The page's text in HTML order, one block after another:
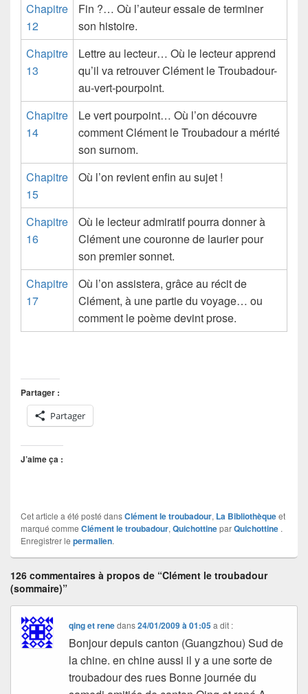
Chapitre
12
Fin ?… Où l’auteur essaie de terminer
son histoire.
Chapitre
13
Lettre au lecteur… Où le lecteur apprend
qu’il va retrouver Clément le Troubadour-
au-vert-pourpoint.
Chapitre
14
Le vert pourpoint… Où l’on découvre
comment Clément le Troubadour a mérité
son surnom.
Chapitre
15
Où l’on revient enfin au sujet !
Chapitre
16
Où le lecteur admiratif pourra donner à
Clément une couronne de laurier pour
son premier sonnet.
Chapitre
17
Où l’on assistera, grâce au récit de
Clément, à une partie du voyage… ou
comment le poème devint prose.
Partager :
Partager
J’aime ça :
Cet article a été posté dansClément le troubadour, La Bibliothèqueet
marqué comme Clément le troubadour, QuichottineparQuichottine .
Enregistrer le permalien.
126 commentaires à propos de “Clément le troubadour
(sommaire)”
qing et renedans24/01/2009 à 01:05 a dit :
Bonjour depuis canton (Guangzhou) Sud de
la chine. en chine aussi il y a une sorte de
troubadour des rues Bonne journée du